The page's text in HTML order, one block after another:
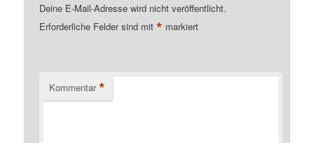
Deine E-Mail-Adresse wird nicht veröffentlicht.
Erforderliche Felder sind mit* markiert
Kommentar *